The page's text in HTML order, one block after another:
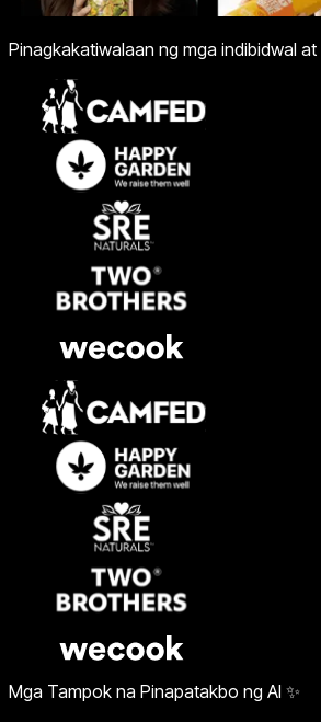
Pinagkakatiwalaan ng mga indibidwal
Mga Tampok na Pinapatakbo ng AI ✨